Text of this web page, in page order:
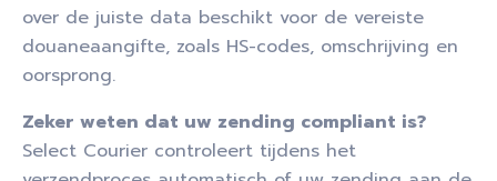
over de juiste data beschikt voor de vereiste
douaneaangifte, zoals HS-codes, omschrijving en
oorsprong.
Zeker weten dat uw zending compliant is?
Select Courier controleert tijdens het